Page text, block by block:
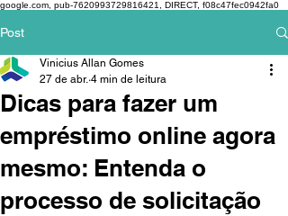
google.com, pub-7620993729816421, DIRECT, f08c47fec0942fa0
Post
Dicas para fazer um
empréstimo online agora
mesmo: Entenda o
processo de solicitação
Vinicius Allan Gomes
27 de abr. 4 min de leitura